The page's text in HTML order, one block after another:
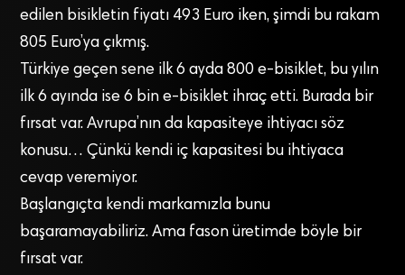
edilen bisikletin fiyatı 493 Euro iken, şimdi bu rakam
805 Euro’ya çıkmış.
Türkiye geçen sene ilk 6 ayda 800 e-bisiklet, bu yılın
ilk 6 ayında ise 6 bin e-bisiklet ihraç etti. Burada bir
fırsat var. Avrupa’nın da kapasiteye ihtiyacı söz
konusu… Çünkü kendi iç kapasitesi bu ihtiyaca
cevap veremiyor.
Başlangıçta kendi markamızla bunu
başaramayabiliriz. Ama fason üretimde böyle bir
fırsat var.